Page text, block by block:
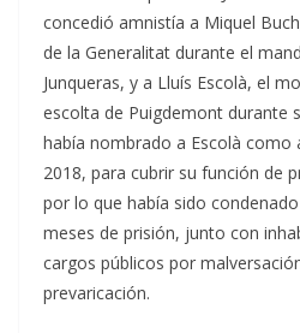
concedió amnistía a Miquel
de la Generalitat durante el
Junqueras, y a Lluís Escolà, el
escolta de Puigdemont durante
había nombrado a Escolà como
2018, para cubrir su función de
por lo que había sido
meses de prisión, junto con
cargos públicos por
prevaricación.